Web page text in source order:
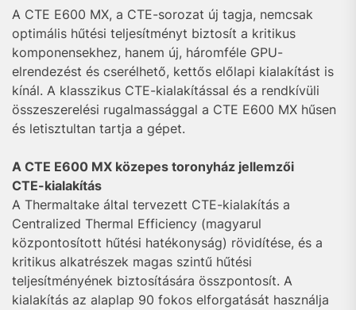
A CTE E600 MX, a CTE-sorozat új tagja, nemcsak
optimális hűtési teljesítményt biztosít a kritikus
komponensekhez, hanem új, háromféle GPU-
elrendezést és cserélhető, kettős előlapi kialakítást is
kínál. A klasszikus CTE-kialakítással és a rendkívüli
összeszerelési rugalmassággal a CTE E600 MX hűsen
és letisztultan tartja a gépet.
A CTE E600 MX közepes toronyház jellemzői
CTE-kialakítás
A Thermaltake által tervezett CTE-kialakítás a
Centralized Thermal Efficiency (magyarul
központosított hűtési hatékonyság) rövidítése, és a
kritikus alkatrészek magas szintű hűtési
teljesítményének biztosítására összpontosít. A
kialakítás az alaplap 90 fokos elforgatását használja